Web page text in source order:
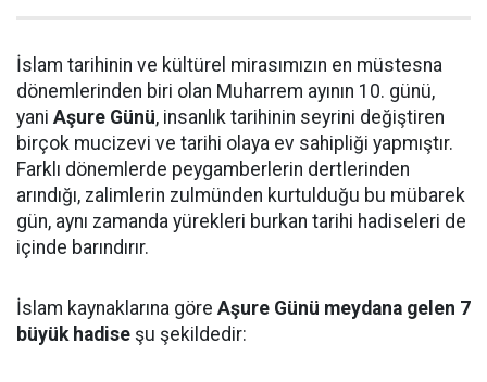
İslam tarihinin ve kültürel mirasımızın en müstesna
dönemlerinden biri olan Muharrem ayının 10. günü,
yani Aşure Günü, insanlık tarihinin seyrini değiştiren
birçok mucizevi ve tarihi olaya ev sahipliği yapmıştır.
Farklı dönemlerde peygamberlerin dertlerinden
arındığı, zalimlerin zulmünden kurtulduğu bu mübarek
gün, aynı zamanda yürekleri burkan tarihi hadiseleri de
içinde barındırır.
İslam kaynaklarına göre Aşure Günü meydana gelen 7
büyük hadise şu şekildedir: